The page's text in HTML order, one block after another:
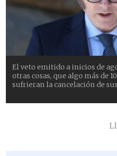
El veto emitido a inicios de
otras cosas, que algo más de
sufrieran la cancelación de